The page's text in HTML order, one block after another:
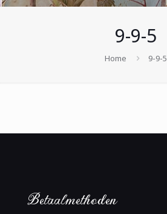
9-9-5
Home 9-9-5
Betaalmethoden